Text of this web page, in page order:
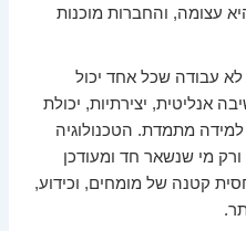
עצומה, והחברות מוכנות
לא עבודה שכל אחד יכול
אנליטית, יצירתיות, יכולת
למידה מתמדת. הטכנולוגיה
מי שנשאר חד ומעודכן
קטנה של מומחים, וכידוע,